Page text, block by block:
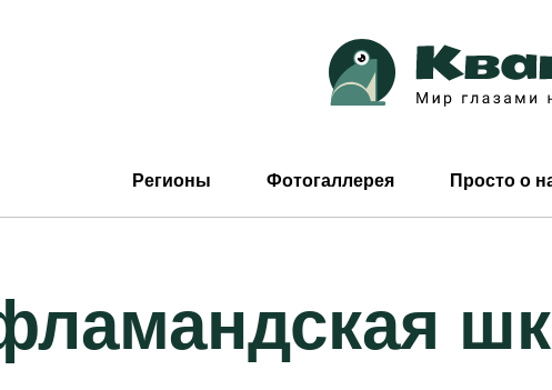
Регионы Фотогаллерея Просто о